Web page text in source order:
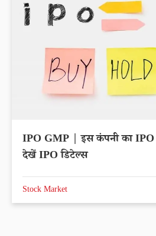
IPO GMP | इस कंपनी का
देखें IPO डिटेल्स
Stock Market